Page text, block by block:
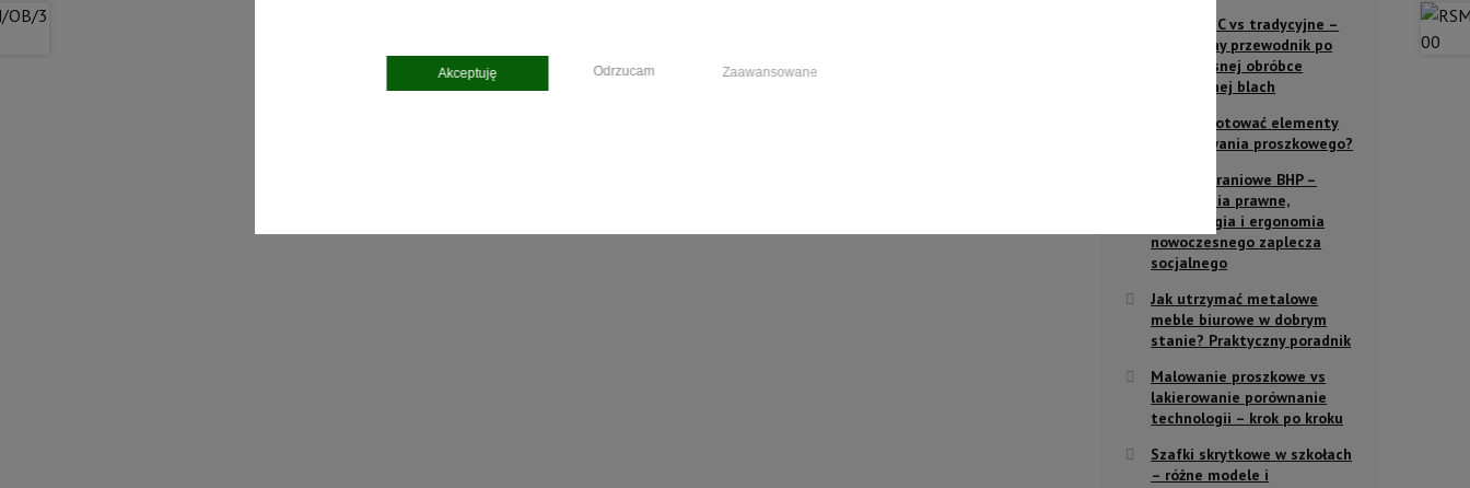
Gięcie CNC vs tradycyjne –
Kompletny przewodnik po
nowoczesnej obróbce
plastycznej blach
Jak przygotować elementy
do malowania proszkowego?
Szafki ubraniowe BHP –
wymagania prawne,
technologia i ergonomia
nowoczesnego zaplecza
socjalnego
Jak utrzymać metalowe
meble biurowe w dobrym
stanie? Praktyczny poradnik
Malowanie proszkowe vs
lakierowanie porównanie
technologii – krok po kroku
Szafki skrytkowe w szkołach
– różne modele i
Akceptuję Odrzucam Zaawansowane